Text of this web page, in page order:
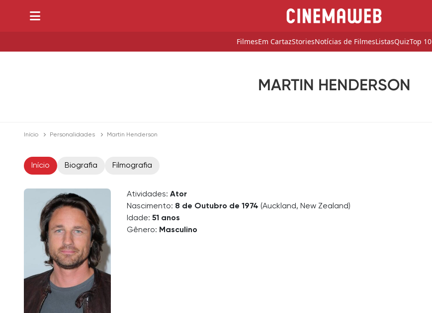
FilmesEm CartazStoriesNotícias de FilmesListasQuizTop 10
MARTIN HENDERSON
Início Personalidades Martin Henderson
Início Biografia Filmografia
Atividades: Ator
Nascimento: 8 de Outubro de 1974 (Auckland, New Zealand)
Idade: 51 anos
Gênero: Masculino